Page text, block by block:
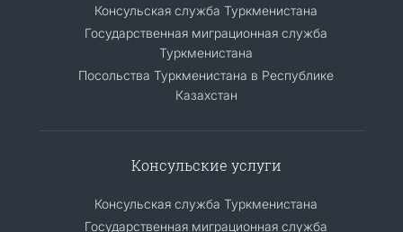
Консульская служба Туркменистана
Государственная миграционная служба
Туркменистана
Посольства Туркменистана в Республике
Казахстан
Консульские услуги
Консульская служба Туркменистана
Государственная миграционная служба